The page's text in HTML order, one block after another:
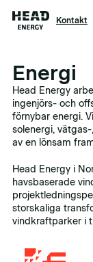
Kontakt
Energi
Head Energy
ingenjörs- och
förnybar energi.
solenergi,
av en lönsam
Head Energy i
havsbaserade
storskaliga
vindkraftparker i